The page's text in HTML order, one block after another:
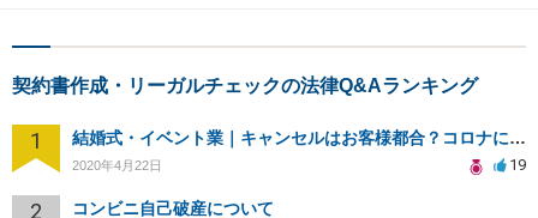
契約書作成・リーガルチェックの法律Q&Aランキング
1 結婚式・イベント業｜キャンセルはお客様都合？コロナによる結婚式キャンセルのトラブル対処（編集部投稿）
2020年4月22日 19
2 コンビニ自己破産について